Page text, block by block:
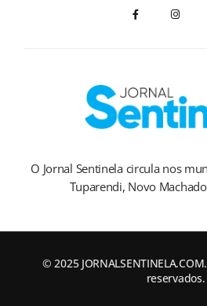
O Jornal Sentinela circula nos
Tuparendi, Novo
© 2025
reservados.